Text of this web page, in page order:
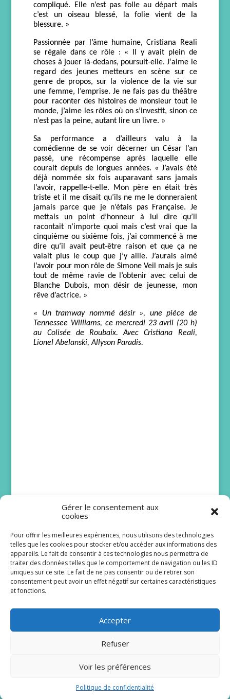
Gérer le consentement aux
cookies
Pour offrir les meilleures expériences, nous utilisons des technologies
telles que les cookies pour stocker et/ou accéder aux informations des
appareils. Le fait de consentir à ces technologies nous permettra de
traiter des données telles que le comportement de navigation ou les ID
uniques sur ce site. Le fait de ne pas consentir ou de retirer son
consentement peut avoir un effet négatif sur certaines caractéristiques
et fonctions.
Accepter
Refuser
Voir les préférences
Politique de confidentialité
compliqué. Elle n’est pas folle au départ mais
c’est un oiseau blessé, la folie vient de la
blessure. »
Passionnée par l’âme humaine, Cristiana Reali
se régale dans ce rôle : « Il y avait plein de
choses à jouer là-dedans, poursuit-elle. J‘aime le
regard des jeunes metteurs en scène sur ce
genre de propos, sur la violence de la vie sur
une femme, l’emprise. Je ne fais pas du théâtre
pour raconter des histoires de monsieur tout le
monde, j’aime les rôles où on s’investit, sinon ce
n’est pas la peine, autant lire un livre. »
Sa performance a d’ailleurs valu à la
comédienne de se voir décerner un César l’an
passé, une récompense après laquelle elle
courait depuis de longues années. « J’avais été
déjà nomméesix fois auparavant sans jamais
l’avoir, rappelle-t-elle. Mon père en était très
triste et il me disait qu’ils ne me le donneraient
jamais parce que je n’étais pas Française. Je
mettais un point d’honneur à lui dire qu’il
racontait n’importe quoi mais c’est vrai que la
cinquième ou sixième fois, j’ai commencé à me
dire qu’il avait peut-être raison et que ça ne
valait plus le coup que j’y aille. J’aurais aimé
l’avoir pour mon rôle de Simone Veil mais je suis
tout de même ravie de l’obtenir avec celui de
Blanche Dubois, mon désir de jeunesse, mon
rêve d’actrice. »
« Un tramway nommé désir », une pièce de
Tennessee Williams, ce mercredi 23 avril (20 h)
au Colisée de Roubaix.Avec Cristiana Reali,
Lionel Abelanski, Allyson Paradis.
Bruno Solo et Issa
Doumbia rejoignent
Scènes de ménages
24 août à 20 h 40 sur M6. De...
Lire plus